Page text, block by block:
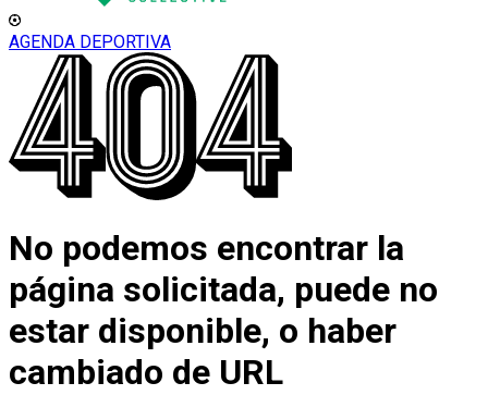
AGENDA DEPORTIVA
No podemos encontrar la
página solicitada, puede no
estar disponible, o haber
cambiado de URL